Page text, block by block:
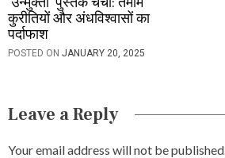
कुरीतियों और अंधविश्वासों का
पर्दाफाश
POSTED ON JANUARY 20, 2025
Leave a Reply
Your email address will not be published.